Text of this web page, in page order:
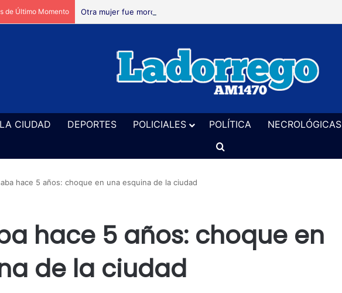
de Último Momento Otra mujer fue mordida por un perro en nuestra ciudad
LA CIUDAD DEPORTES POLICIALES POLÍTICA NECROLÓGICAS
Buscar
hace 5 años: choque en una esquina de la ciudad
hace 5 años: choque en
de la ciudad